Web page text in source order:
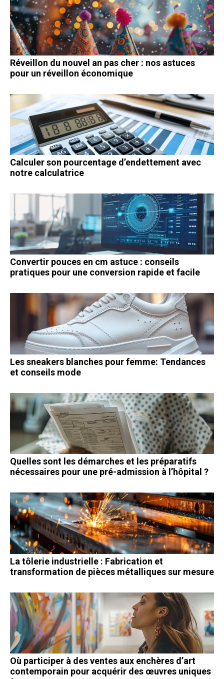
Réveillon du nouvel an pas cher : nos astuces
pour un réveillon économique
Calculer son pourcentage d’endettement avec
notre calculatrice
Convertir pouces en cm astuce : conseils
pratiques pour une conversion rapide et facile
Les sneakers blanches pour femme: Tendances
et conseils mode
Quelles sont les démarches et les préparatifs
nécessaires pour une pré-admission à l’hôpital ?
La tôlerie industrielle : Fabrication et
transformation de pièces métalliques sur mesure
Où participer à des ventes aux enchères d’art
contemporain pour acquérir des œuvres uniques